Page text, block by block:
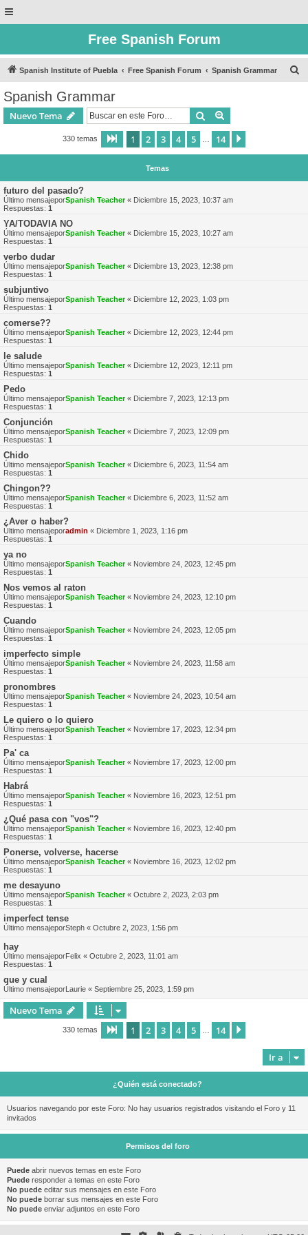
Free Spanish Forum
Spanish Institute of Puebla Free Spanish Forum Spanish Grammar
Spanish Grammar
Nuevo Tema Buscar
330 temas Página de 14
1 2 3 4 5 14
Temas
futuro del pasado?
Último mensajeporSpanish Teacher« Diciembre 15, 2023, 10:37 am
Respuestas: 1
YA/TODAVIA NO
Último mensajeporSpanish Teacher« Diciembre 15, 2023, 10:27 am
Respuestas: 1
verbo dudar
Último mensajeporSpanish Teacher« Diciembre 13, 2023, 12:38 pm
Respuestas: 1
subjuntivo
Último mensajeporSpanish Teacher« Diciembre 12, 2023, 1:03 pm
Respuestas: 1
comerse??
Último mensajeporSpanish Teacher« Diciembre 12, 2023, 12:44 pm
Respuestas: 1
le salude
Último mensajeporSpanish Teacher« Diciembre 12, 2023, 12:11 pm
Respuestas: 1
Pedo
Último mensajeporSpanish Teacher« Diciembre 7, 2023, 12:13 pm
Respuestas: 1
Conjunción
Último mensajeporSpanish Teacher« Diciembre 7, 2023, 12:09 pm
Respuestas: 1
Chido
Último mensajeporSpanish Teacher« Diciembre 6, 2023, 11:54 am
Respuestas: 1
Chingon??
Último mensajeporSpanish Teacher« Diciembre 6, 2023, 11:52 am
Respuestas: 1
¿Aver o haber?
Último mensajeporadmin « Diciembre 1, 2023, 1:16 pm
Respuestas: 1
ya no
Último mensajeporSpanish Teacher« Noviembre 24, 2023, 12:45 pm
Respuestas: 1
Nos vemos al raton
Último mensajeporSpanish Teacher« Noviembre 24, 2023, 12:10 pm
Respuestas: 1
Cuando
Último mensajeporSpanish Teacher« Noviembre 24, 2023, 12:05 pm
Respuestas: 1
imperfecto simple
Último mensajeporSpanish Teacher« Noviembre 24, 2023, 11:58 am
Respuestas: 1
pronombres
Último mensajeporSpanish Teacher« Noviembre 24, 2023, 10:54 am
Respuestas: 1
Le quiero o lo quiero
Último mensajeporSpanish Teacher« Noviembre 17, 2023, 12:34 pm
Respuestas: 1
Pa' ca
Último mensajeporSpanish Teacher« Noviembre 17, 2023, 12:00 pm
Respuestas: 1
Habrá
Último mensajeporSpanish Teacher« Noviembre 16, 2023, 12:51 pm
Respuestas: 1
¿Qué pasa con "vos"?
Último mensajeporSpanish Teacher« Noviembre 16, 2023, 12:40 pm
Respuestas: 1
Ponerse, volverse, hacerse
Último mensajeporSpanish Teacher« Noviembre 16, 2023, 12:02 pm
Respuestas: 1
me desayuno
Último mensajeporSpanish Teacher« Octubre 2, 2023, 2:03 pm
Respuestas: 1
imperfect tense
Último mensajeporSteph « Octubre 2, 2023, 1:56 pm
hay
Último mensajeporFelix « Octubre 2, 2023, 11:01 am
Respuestas: 1
que y cual
Último mensajeporLaurie « Septiembre 25, 2023, 1:59 pm
Nuevo Tema
330 temas Página de 14
1 2 3 4 5 14
Ir a
¿Quién está conectado?
Usuarios navegando por este Foro: No hay usuarios registrados visitando el Foro y 11
invitados
Permisos del foro
Puede abrir nuevos temas en este Foro
Puede responder a temas en este Foro
No puede editar sus mensajes en este Foro
No puede borrar sus mensajes en este Foro
No puede enviar adjuntos en este Foro